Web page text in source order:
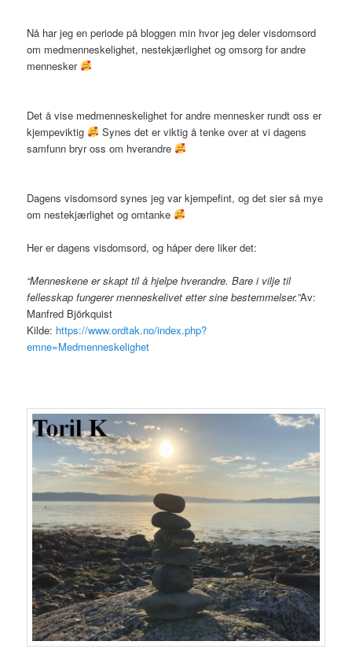
Nå har jeg en periode på bloggen min hvor jeg deler visdomsord
om medmenneskelighet, nestekjærlighet og omsorg for andre
mennesker
Det å vise medmenneskelighet for andre mennesker rundt oss er
kjempeviktig
Synes det er viktig å tenke over at vi dagens
samfunn bryr oss om hverandre
Dagens visdomsord synes jeg var kjempefint, og det sier så mye
om nestekjærlighet og omtanke
Her er dagens visdomsord, og håper dere liker det:
“Menneskene er skapt til å hjelpe hverandre. Bare i vilje til
fellesskap fungerer menneskelivet etter sine bestemmelser.”Av:
Manfred Björkquist
Kilde: https://www.ordtak.no/index.php?
emne=Medmenneskelighet